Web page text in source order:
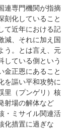
連専門機関が指摘
刻化していること
て近年における記
減、それに加え国
う。とは言え、元
している側という
金正恩にあること
を謳い平和攻勢に
里（プンゲリ）核
射場の解体など
・ミサイル関連活
化措置に過ぎな